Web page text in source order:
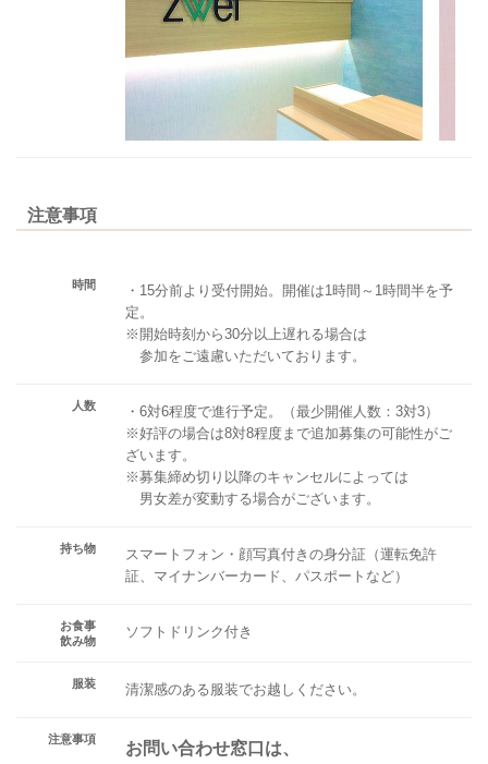
注意事項
時間
・15分前より受付開始。開催は1時間～1時間半を予
定。
※開始時刻から30分以上遅れる場合は
参加をご遠慮いただいております。
人数
・6対6程度で進行予定。（最少開催人数：3対3）
※好評の場合は8対8程度まで追加募集の可能性がご
ざいます。
※募集締め切り以降のキャンセルによっては
男女差が変動する場合がございます。
持ち物
スマートフォン・顔写真付きの身分証（運転免許
証、マイナンバーカード、パスポートなど）
お食事
飲み物
ソフトドリンク付き
服装 清潔感のある服装でお越しください。
注意事項
お問い合わせ窓口は、